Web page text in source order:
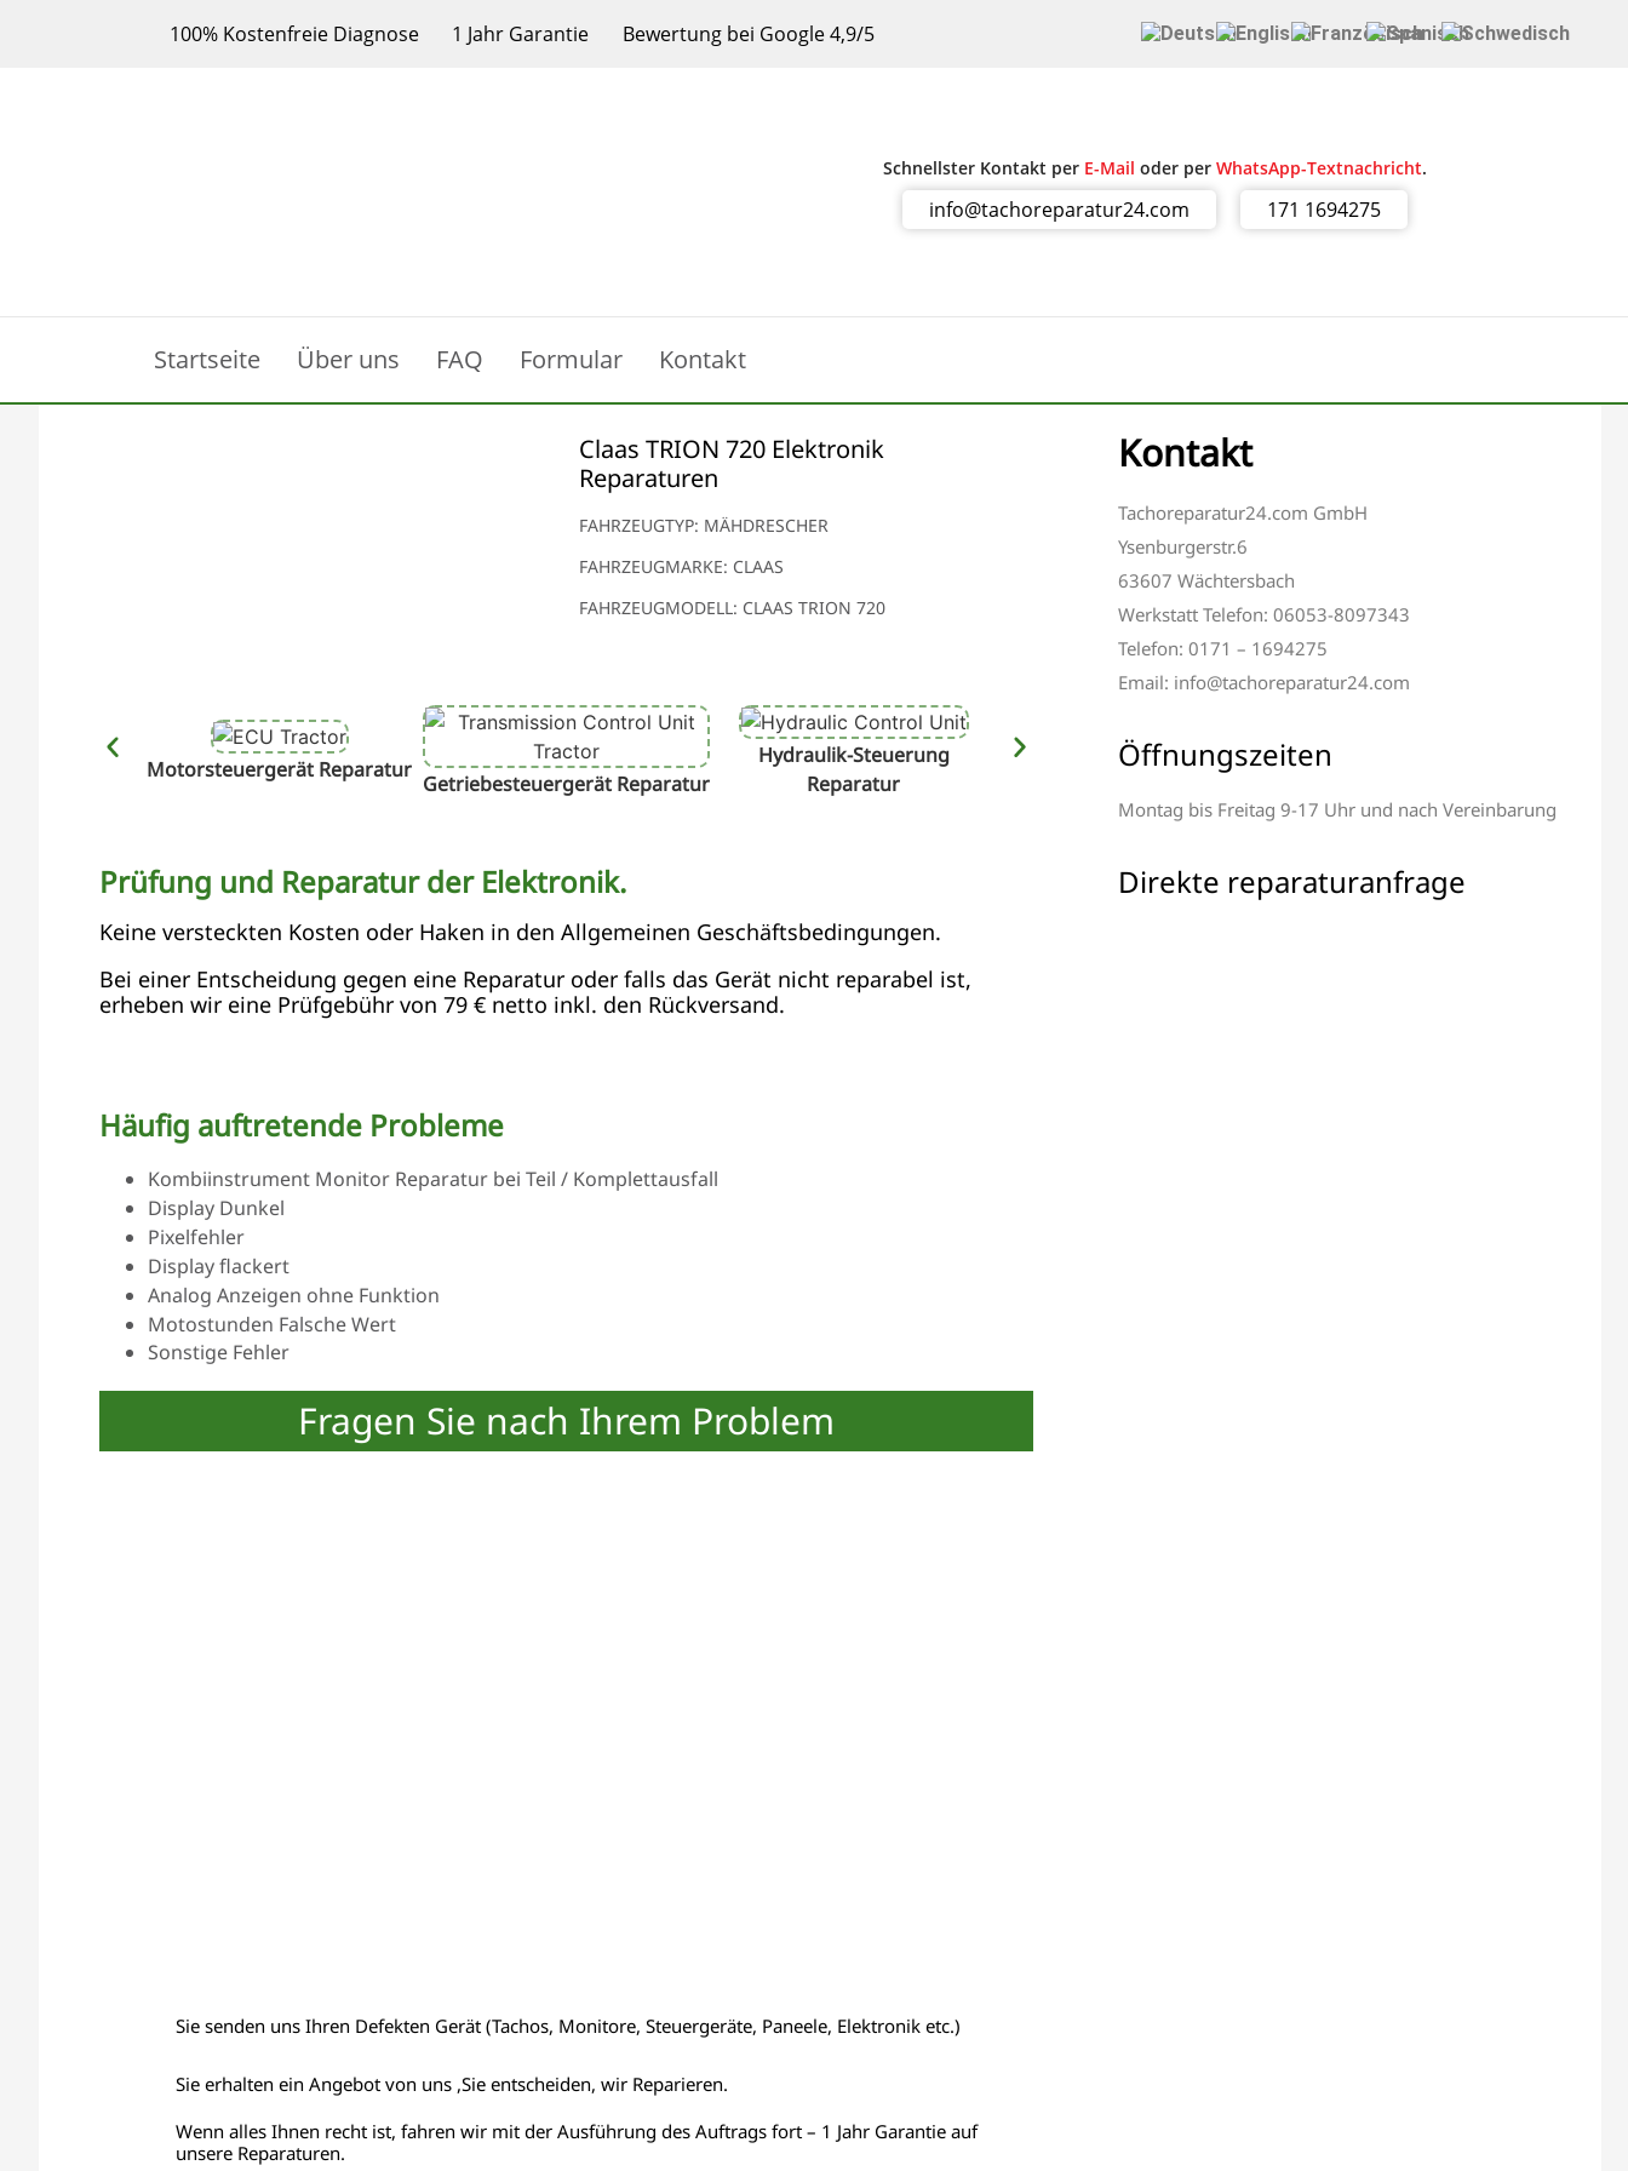
100% Kostenfreie Diagnose 1 Jahr Garantie Bewertung bei Google 4,9/5
Schnellster Kontakt per E-Mail oder perWhatsApp-Textnachricht.
info@tachoreparatur24.com 171 1694275
Startseite Über uns FAQ Formular Kontakt
Claas TRION 720 Elektronik
Reparaturen
FAHRZEUGTYP: MÄHDRESCHER
FAHRZEUGMARKE: CLAAS
FAHRZEUGMODELL: CLAAS TRION 720
Motorsteuergerät Reparatur
Getriebesteuergerät Reparatur
Hydraulik-Steuerung
Reparatur
Terminal & Display Reparatur
Alle elektronischen Bauteile
Reparatur
Prüfung und Reparatur der Elektronik.
Keine versteckten Kosten oder Haken in den Allgemeinen Geschäftsbedingungen.
Bei einer Entscheidung gegen eine Reparatur oder falls das Gerät nicht reparabel ist,
erheben wir eine Prüfgebühr von 79 € netto inkl. den Rückversand.
Häufig auftretende Probleme
Kombiinstrument Monitor Reparatur bei Teil / Komplettausfall
Display Dunkel
Pixelfehler
Display flackert
Analog Anzeigen ohne Funktion
Motostunden Falsche Wert
Sonstige Fehler
Fragen Sie nach Ihrem Problem
Sie senden uns Ihren Defekten Gerät (Tachos, Monitore, Steuergeräte, Paneele, Elektronik etc.)
Sie erhalten ein Angebot von uns ,Sie entscheiden, wir Reparieren.
Wenn alles Ihnen recht ist, fahren wir mit der Ausführung des Auftrags fort – 1 Jahr Garantie auf
unsere Reparaturen.
Kontakt
Tachoreparatur24.com GmbH
Ysenburgerstr.6
63607 Wächtersbach
Werkstatt Telefon: 06053-8097343
Telefon: 0171 – 1694275
Email: info@tachoreparatur24.com
Öffnungszeiten
Montag bis Freitag 9-17 Uhr und nach Vereinbarung
Direkte reparaturanfrage